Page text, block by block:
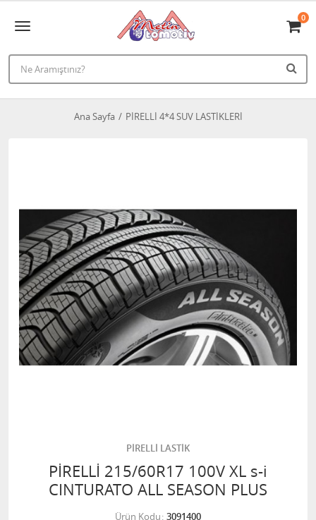
0
Ana Sayfa PİRELLİ 4*4 SUV LASTİKLERİ
PİRELLİ LASTİK
PİRELLİ 215/60R17 100V XL s-i
CINTURATO ALL SEASON PLUS
Ürün Kodu 3091400